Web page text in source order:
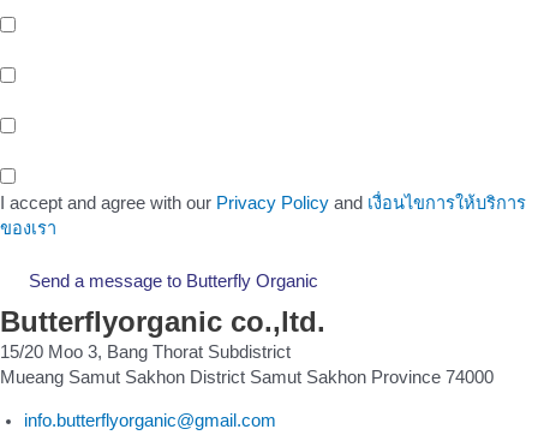
I accept and agree with our Privacy Policy and เงื่อนไขการให้บริการ
ของเรา
Send a message to Butterfly Organic
Butterflyorganic co.,ltd.
15/20 Moo 3, Bang Thorat Subdistrict
Mueang Samut Sakhon District Samut Sakhon Province 74000
info.butterflyorganic@gmail.com